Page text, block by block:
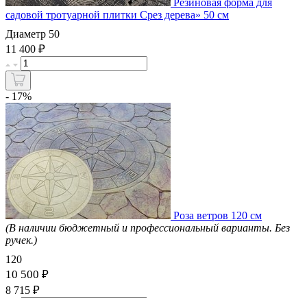
Резиновая форма для
садовой тротуарной плитки Срез дерева» 50 см
Диаметр 50
11 400 ₽
- 17%
Роза ветров 120 см
(В наличии бюджетный и профессиональный варианты. Без
ручек.)
120
10 500 ₽
8 715 ₽